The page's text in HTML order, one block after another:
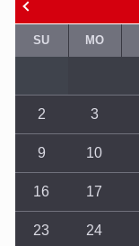
SU MO
2 3
9 10
16 17
23 24